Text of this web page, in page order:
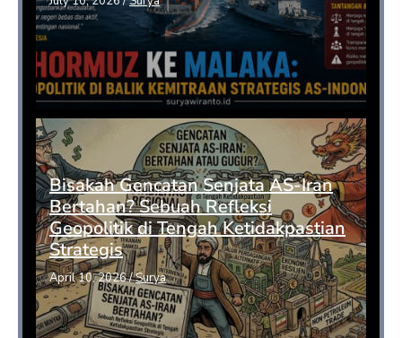
Bisakah Gencatan Senjata AS-Iran
Bertahan? Sebuah Refleksi
Geopolitik di Tengah Ketidakpastian
Strategis
April 10, 2026/Surya